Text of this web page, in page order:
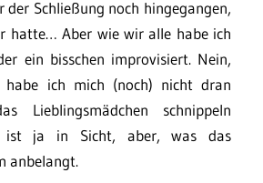
der Schließung noch hingegangen,
hatte… Aber wie wir alle habe ich
ein bisschen improvisiert. Nein,
habe ich mich (noch) nicht dran
Lieblingsmädchen schnippeln
ist ja in Sicht, aber, was das
anbelangt.